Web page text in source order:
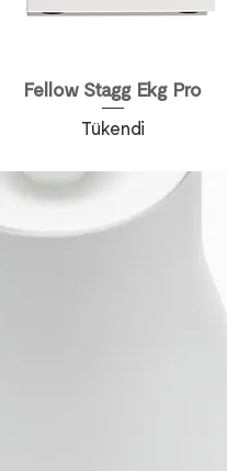
Fellow Stagg Ekg Pro
Tükendi